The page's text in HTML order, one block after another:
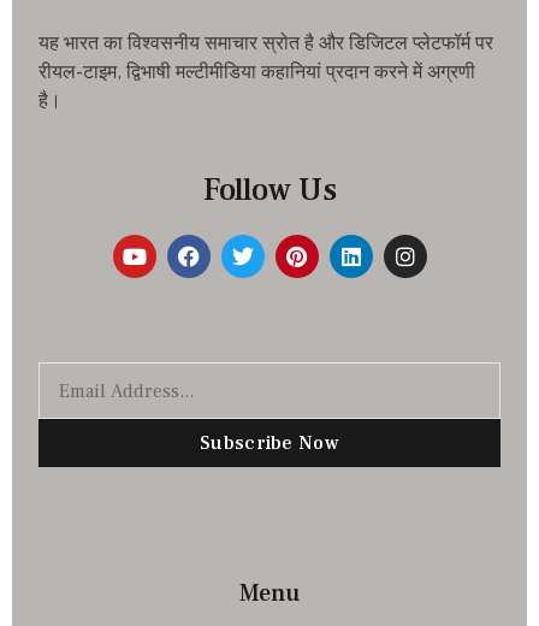
यह भारत का विश्वसनीय समाचार स्रोत है और डिजिटल प्लेटफॉर्म पर
रीयल-टाइम, द्विभाषी मल्टीमीडिया कहानियां प्रदान करने में अग्रणी
है।
Follow Us
Subscribe Now
Menu